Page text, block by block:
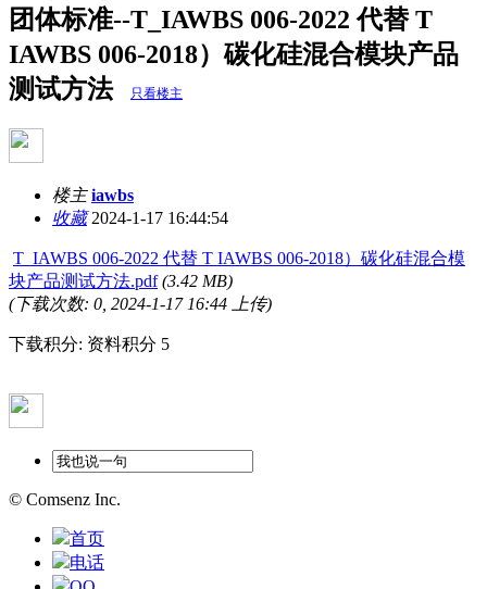
团体标准--T_IAWBS 006-2022 代替 T
IAWBS 006-2018）碳化硅混合模块产品
测试方法
只看楼主
楼主 iawbs
收藏2024-1-17 16:44:54
T_IAWBS 006-2022 代替 T IAWBS 006-2018）碳化硅混合模
块产品测试方法.pdf (3.42 MB)
(下载次数: 0, 2024-1-17 16:44 上传)
下载积分: 资料积分 5
© Comsenz Inc.
首页
电话